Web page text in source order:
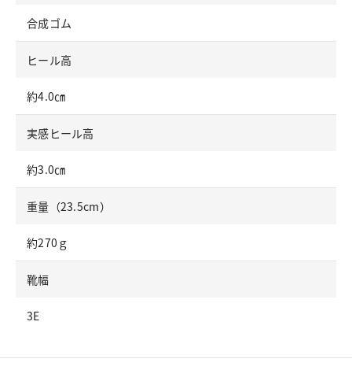
合成ゴム
ヒール高
約4.0㎝
実感ヒール高
約3.0㎝
重量（23.5cm）
約270ｇ
靴幅
3E